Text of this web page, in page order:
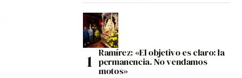
Ramírez: «El objetivo es claro: la
permanencia. No vendamos
motos»